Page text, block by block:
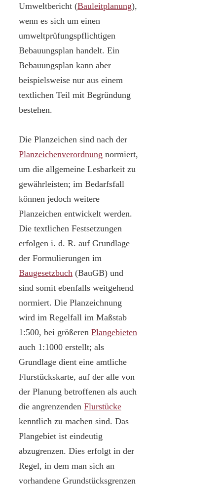
Umweltbericht (Bauleitplanung),
wenn es sich um einen
umweltprüfungspflichtigen
Bebauungsplan handelt. Ein
Bebauungsplan kann aber
beispielsweise nur aus einem
textlichen Teil mit Begründung
bestehen.
Die Planzeichen sind nach der
Planzeichenverordnung normiert,
um die allgemeine Lesbarkeit zu
gewährleisten; im Bedarfsfall
können jedoch weitere
Planzeichen entwickelt werden.
Die textlichen Festsetzungen
erfolgen i. d. R. auf Grundlage
der Formulierungen im
Baugesetzbuch (BauGB) und
sind somit ebenfalls weitgehend
normiert. Die Planzeichnung
wird im Regelfall im Maßstab
1:500, bei größeren Plangebieten
auch 1:1000 erstellt; als
Grundlage dient eine amtliche
Flurstückskarte, auf der alle von
der Planung betroffenen als auch
die angrenzenden Flurstücke
kenntlich zu machen sind. Das
Plangebiet ist eindeutig
abzugrenzen. Dies erfolgt in der
Regel, in dem man sich an
vorhandene Grundstücksgrenzen